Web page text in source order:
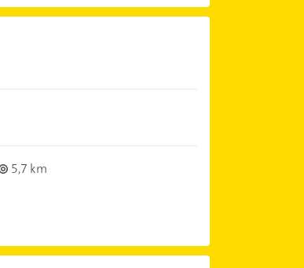
5,7 km